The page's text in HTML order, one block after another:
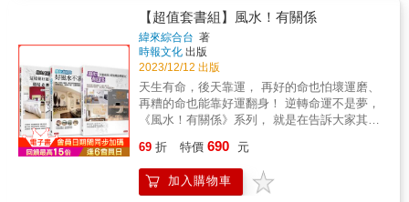
神天地魔法書APP小卡 （※每本書均配有一張
專屬小卡及序號，限單人使用一次） 專屬序號
與測算教學，測驗你屬於哪個星宿人物？ APP
在手，事業布局＋居家布局＋天生幸運方輕鬆
指引。 跟著APP指示走，讓好運不斷與你連
線！ &
以目前社會氛開「五術命理」一詞給人們的想
像空 間仍是錯綜複雜。筆者亦深深體會到從古
至今「術士」與「學術」總是介於平行微妙之
間，實感憾矣！ 《周易》序日:「知所謂卦爻象
象之義，而不知所卦爻象象之用，亦非易
也。」筆者認為「術士」 與「學術」是該多作
些交流以之相互激盪，如是這樣對於《命學未
來之發展，將是一大貢獻且具為有意義。 &
吉凶。 「醫學」可謂是一部「診斷學」，
「它」診斷「人體健康」的盛衰。 再說- 「五
術」一詞：究竟是「迷信」或者是「科學」
「醫學」一詞：究竟是「科學」或者是「迷
信」 其實，兩者皆是經由人類不斷的「付出代
價」不斷的「經験累積」，然後經過「統計數
字」所 到的「證明與結果」而進入了「科學領
給人們的想像空 間仍是錯綜複雜。筆者亦深深
體會到從古至今「術士」與「學術」總是介於
平行徵妙之間，實感憾矣 !《周易》序日：「知
行、書桌、辦公桌如何慎重選擇日課，納人
祿、馬、貴人並配合三奇、三門以納百福、趨
吉避凶、諸事順利圓滿，宜善加運用造福矣。
「五術」可謂是一部「診斷學」，「它」診斷
「人生旅程」的声凶。 「醫學」可謂是一部
「診斷學」，「它」診斷「人體健康」的盛
衰。 再說： 「五術」一詞：究竟是「迷信」或
者是「科學」？ 「醫學」一詞：究竟是「科
學」或者是「迷信」？ 實則，兩者皆是經由人
然後經過「統計數字」所得到的「證明與結
果」而進人了「科學領域」。當然以目前社會
【超值套書組】風水！有關係
緯來綜合台 著
時報文化 出版
2023/12/12 出版
天生有命，後天靠運， 再好的命也怕壞運磨、
再糟的命也能靠好運翻身！ 逆轉命運不是夢，
《風水！有關係》系列， 就是在告訴大家其實
學業、創業都能夠風生水起； 無論你身處什麼
樣的顛簸，都能把它變成寬闊平坦。 史上唯一
黃金陣容《風水大哥》謝沅瑾、《風水一哥》
69 折 特價 690 元
加入購物車